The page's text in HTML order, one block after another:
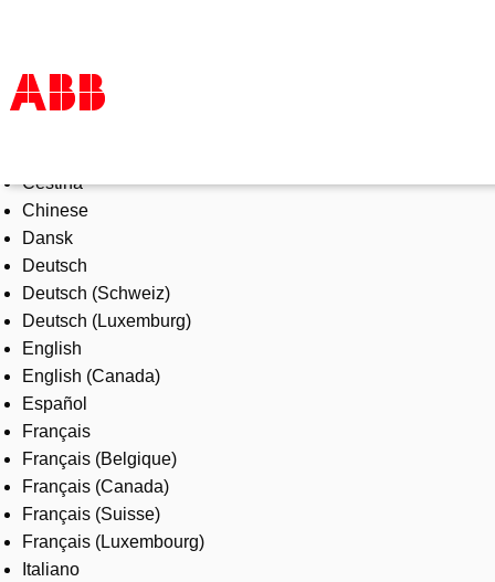
Produkte und Leistungen
Branchenlösungen
Service
Über uns
Vertriebspartner finden
Kontakt
Karriere
Čeština
Chinese
Dansk
Deutsch
Deutsch (Schweiz)
Deutsch (Luxemburg)
English
English (Canada)
Español
Français
Français (Belgique)
Français (Canada)
Français (Suisse)
Français (Luxembourg)
Italiano